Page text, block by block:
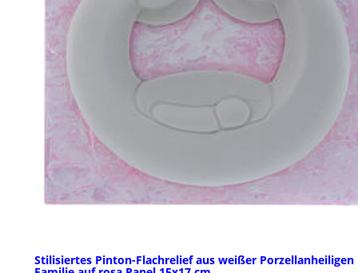
Stilisiertes Pinton-Flachrelief aus weißer Porzellanheiligen